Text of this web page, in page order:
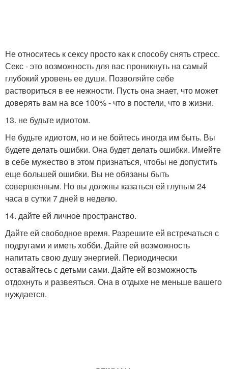
Не относитесь к сексу просто как к способу снять стресс.
Секс - это возможность для вас проникнуть на самый
глубокий уровень ее души. Позволяйте себе
раствориться в ее нежности. Пусть она знает, что может
доверять вам на все 100% - что в постели, что в жизни.
13. не будьте идиотом.
Не будьте идиотом, но и не бойтесь иногда им быть. Вы
будете делать ошибки. Она будет делать ошибки. Имейте
в себе мужество в этом признаться, чтобы не допустить
еще большей ошибки. Вы не обязаны быть
совершенным. Но вы должны казаться ей глупым 24
часа в сутки 7 дней в неделю.
14. дайте ей личное пространство.
Дайте ей свободное время. Разрешите ей встречаться с
подругами и иметь хобби. Дайте ей возможность
напитать свою душу энергией. Периодически
оставайтесь с детьми сами. Дайте ей возможность
отдохнуть и развеяться. Она в отдыхе не меньше вашего
нуждается.